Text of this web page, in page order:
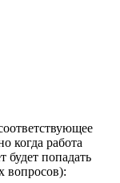
когда работа
будет попадать
вопросов):